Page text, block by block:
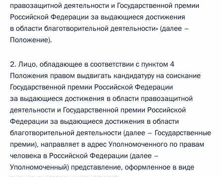
правозащитной деятельности и Государственной премии
Российской Федерации за выдающиеся достижения
в области благотворительной деятельности» (далее –
Положение).
2. Лицо, обладающее в соответствии с пунктом 4
Положения правом выдвигать кандидатуру на соискание
Государственной премии Российской Федерации
за выдающиеся достижения в области правозащитной
деятельности и Государственной премии Российской
Федерации за выдающиеся достижения в области
благотворительной деятельности (далее – Государственные
премии), направляет в адрес Уполномоченного по правам
человека в Российской Федерации (далее –
Уполномоченный) представление, оформленное в виде